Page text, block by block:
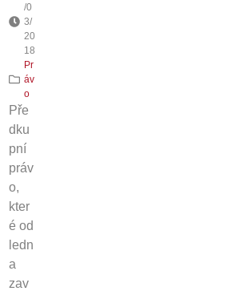
/0
3/
20
18
Pr
áv
o
Pře
dku
pní
práv
o,
kter
é od
ledn
a
zav